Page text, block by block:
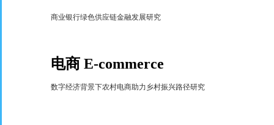
商业银行绿色供应链金融发展研究
电商E-commerce
数字经济背景下农村电商助力乡村振兴路径研究